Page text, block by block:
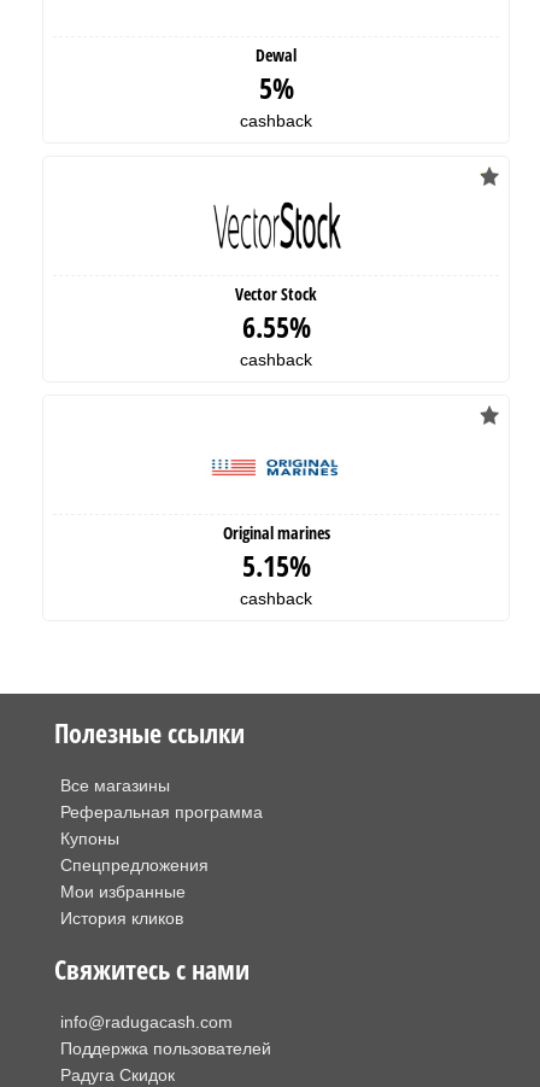
Dewal
5%
cashback
Vector Stock
6.55%
cashback
Original marines
5.15%
cashback
Полезные ссылки
Все магазины
Реферальная программа
Купоны
Спецпредложения
Мои избранные
История кликов
Свяжитесь с нами
info@radugacash.com
Поддержка пользователей
Радуга Скидок